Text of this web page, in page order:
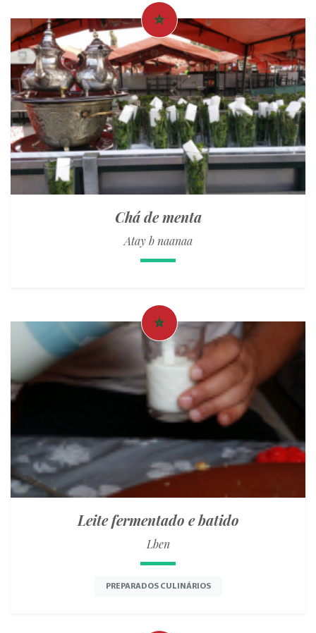
Chá de menta
Atay b naanaa
Leite fermentado e batido
Lben
PREPARADOS CULINÁRIOS